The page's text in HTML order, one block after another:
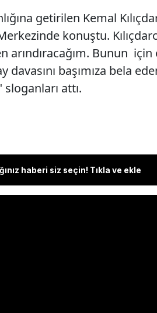
getirilen Kemal
konuştu.
Bunun
başımıza bela
attı.
haberi siz seçin! Tıkla ve ekle